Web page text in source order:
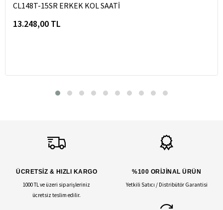
CL148T-15SR ERKEK KOL SAATİ
13.248,00 TL
ÜCRETSİZ & HIZLI KARGO
1000 TL ve üzeri siparişleriniz
ücretsiz teslim edilir.
%100 ORİJİNAL ÜRÜN
Yetkili Satıcı / Distribütör Garantisi